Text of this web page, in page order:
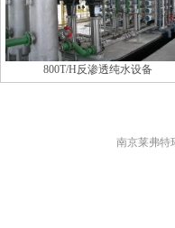
800T/H反渗透纯水设备
南京莱弗特